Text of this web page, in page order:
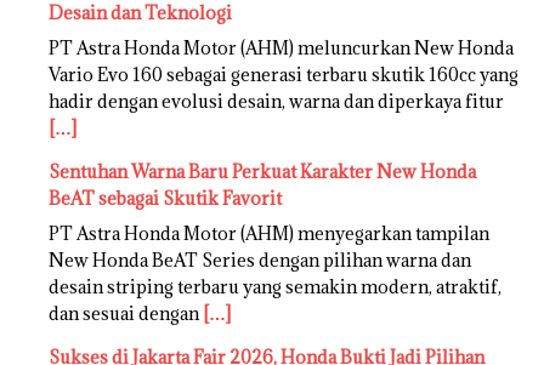
Desain dan Teknologi
PT Astra Honda Motor (AHM) meluncurkan New Honda
Vario Evo 160 sebagai generasi terbaru skutik 160cc yang
hadir dengan evolusi desain, warna dan diperkaya fitur
[…]
Sentuhan Warna Baru Perkuat Karakter New Honda
BeAT sebagai Skutik Favorit
PT Astra Honda Motor (AHM) menyegarkan tampilan
New Honda BeAT Series dengan pilihan warna dan
desain striping terbaru yang semakin modern, atraktif,
dan sesuai dengan […]
Sukses di Jakarta Fair 2026, Honda Bukti Jadi Pilihan